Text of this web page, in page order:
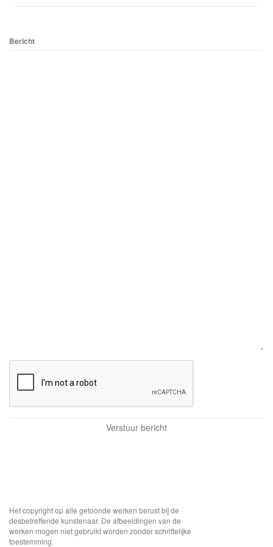
Bericht
Het copyright op alle getoonde werken berust bij de
desbetreffende kunstenaar. De afbeeldingen van de
werken mogen niet gebruikt worden zonder schriftelijke
toestemming.